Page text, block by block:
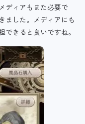
ディアもまた必要で
ました。メディアにも
きると良いですね。